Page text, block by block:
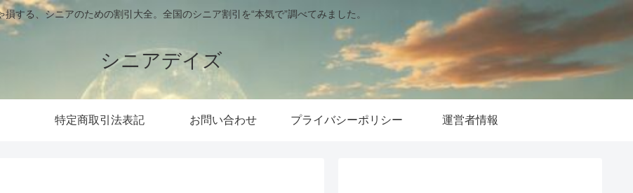
損する、シニアのための割引大全。全国のシニア割引を“本気で”調べてみました。
シニアデイズ
特定商取引法表記 お問い合わせ プライバシーポリシー 運営者情報